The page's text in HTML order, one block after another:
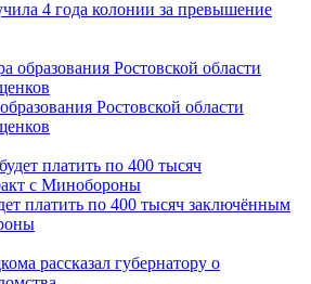
4 года колонии за превышение
Ростовской области
платить по 400 тысяч заключённым